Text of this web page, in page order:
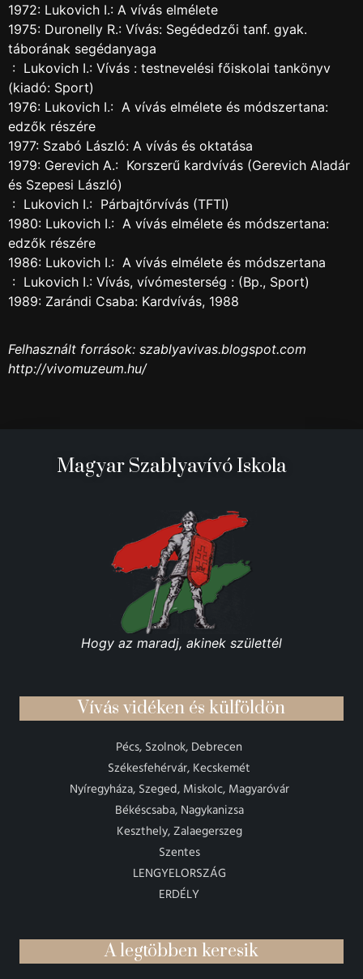
1972: Lukovich I.: A vívás elmélete
1975: Duronelly R.: Vívás: Segédedzői tanf. gyak.
táborának segédanyaga
: Lukovich I.: Vívás : testnevelési főiskolai tankönyv
(kiadó: Sport)
1976: Lukovich I.: A vívás elmélete és módszertana:
edzők részére
1977: Szabó László: A vívás és oktatása
1979: Gerevich A.: Korszerű kardvívás (Gerevich Aladár
és Szepesi László)
: Lukovich I.: Párbajtőrvívás (TFTI)
1980: Lukovich I.: A vívás elmélete és módszertana:
edzők részére
1986: Lukovich I.: A vívás elmélete és módszertana
: Lukovich I.: Vívás, vívómesterség : (Bp., Sport)
1989: Zarándi Csaba: Kardvívás, 1988
Felhasznált források: szablyavivas.blogspot.com
http://vivomuzeum.hu/
Magyar Szablyavívó Iskola
Hogy az maradj, akinek születtél
Vívás vidéken és külföldön
Pécs, Szolnok, Debrecen
Székesfehérvár, Kecskemét
Nyíregyháza, Szeged, Miskolc, Magyaróvár
Békéscsaba, Nagykanizsa
Keszthely, Zalaegerszeg
Szentes
LENGYELORSZÁG
ERDÉLY
A legtöbben keresik